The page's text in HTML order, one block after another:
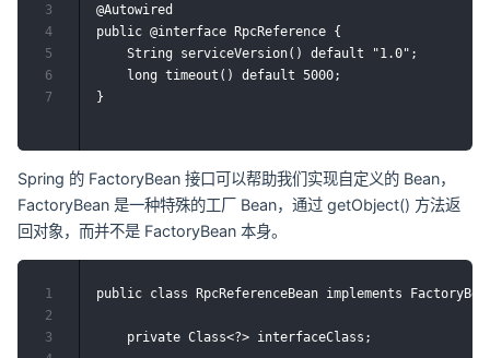
@Autowired
public @interface RpcReference {
    String serviceVersion() default "1.0";
    long timeout() default 5000;
3
4
5
6
7
Spring 的 FactoryBean 接口可以帮助我们实现自定义的 Bean，
FactoryBean 是一种特殊的工厂 Bean，通过 getObject() 方法返
回对象，而并不是 FactoryBean 本身。
public class RpcReferenceBean implements
    private Class<?> interfaceClass;
1
2
3